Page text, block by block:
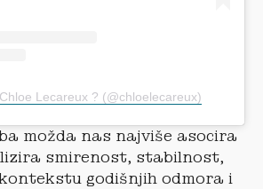
Lecareux ? (@chloelecareux)
možda nas najviše asocira
smirenost, stabilnost,
godišnjih odmora i